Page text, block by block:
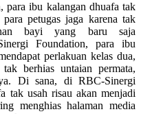
ibu kalangan dhuafa tak
petugas jaga karena tak
bayi yang baru saja
Foundation, para ibu
perlakuan kelas dua,
berhias untaian permata,
Di sana, di RBC-Sinergi
tak usah risau akan menjadi
menghias halaman media